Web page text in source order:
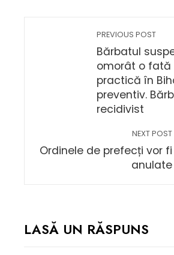
PREVIOUS POST
Bărbatul
omorât o
practică în
preventiv.
recidivist
NEXT POST
Ordinele de prefecți vor fi
anulate
LASĂ UN RĂSPUNS